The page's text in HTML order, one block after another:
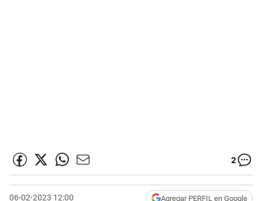
2
06-02-2023 12:00 Agregar PERFIL en Google